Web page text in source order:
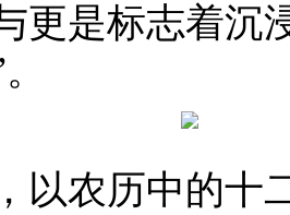
更是标志着沉
以农历中的十